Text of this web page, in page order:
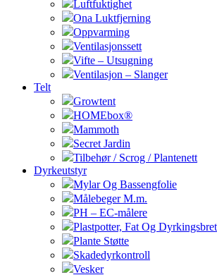
Luftfuktighet
Ona Luktfjerning
Oppvarming
Ventilasjonssett
Vifte – Utsugning
Ventilasjon – Slanger
Telt
Growtent
HOMEbox®
Mammoth
Secret Jardin
Tilbehør / Scrog / Plantenett
Dyrkeutstyr
Mylar Og Bassengfolie
Målebeger M.m.
PH – EC-målere
Plastpotter, Fat Og
Plante Støtte
Skadedyrkontroll
Vesker